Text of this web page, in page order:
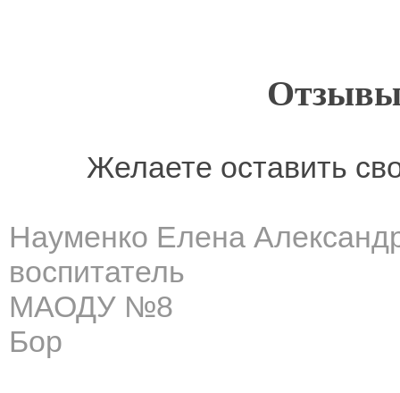
Желаете оставить
Науменко Елена
воспитатель
МАОДУ №8
Бор